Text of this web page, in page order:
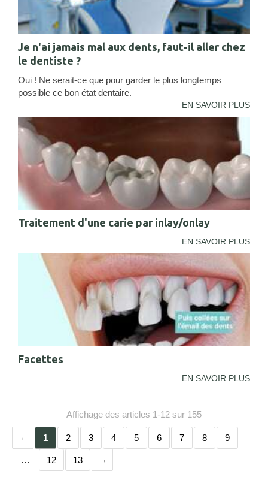
Je n'ai jamais mal aux dents, faut-il aller chez
le dentiste ?
Oui ! Ne serait-ce que pour garder le plus longtemps
possible ce bon état dentaire.
EN SAVOIR PLUS
Traitement d'une carie par inlay/onlay
EN SAVOIR PLUS
Facettes
EN SAVOIR PLUS
Affichage des articles 1-12 sur 155
1 2 3 4 5 6 7 8 9
… 12 13